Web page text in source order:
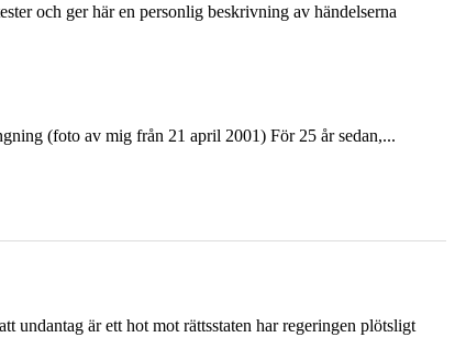
och ger här en personlig beskrivning av händelserna
(foto av mig från 21 april 2001) För 25 år sedan,...
undantag är ett hot mot rättsstaten har regeringen plötsligt